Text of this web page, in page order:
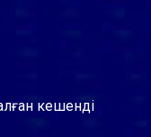
кешенді